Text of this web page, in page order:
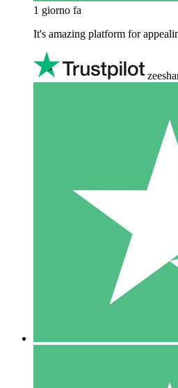
1 giorno fa
It's amazing platform for